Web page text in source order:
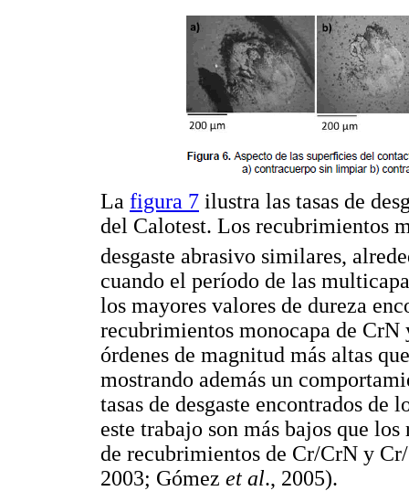
La figura 7 ilustra las tasas de
del Calotest. Los recubrimientos
desgaste abrasivo similares,
cuando el período de las
los mayores valores de dureza
recubrimientos monocapa de CrN
órdenes de magnitud más altas
mostrando además un
tasas de desgaste encontrados de
este trabajo son más bajos que
de recubrimientos de Cr/CrN y
2003; Gómez et al., 2005).